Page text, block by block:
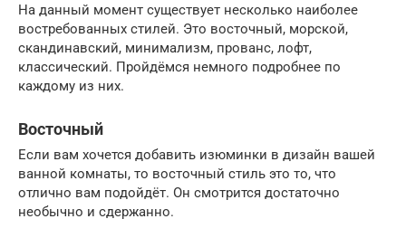
На данный момент существует несколько наиболее
востребованных стилей. Это восточный, морской,
скандинавский, минимализм, прованс, лофт,
классический. Пройдёмся немного подробнее по
каждому из них.
Восточный
Если вам хочется добавить изюминки в дизайн вашей
ванной комнаты, то восточный стиль это то, что
отлично вам подойдёт. Он смотрится достаточно
необычно и сдержанно.